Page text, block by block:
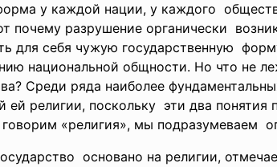
у каждой нации, у каждого
почему разрушение органически
для себя чужую государственную
национальной общности. Но что не
Среди ряда наиболее
ей религии, поскольку эти два
«религия», мы подразумеваем
основано на религии,